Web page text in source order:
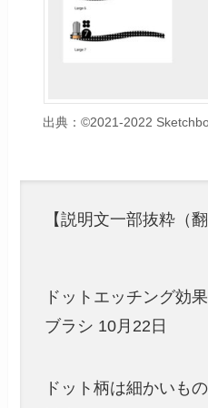
出典：©2021-2022
【説明文一部抜粋（翻
ドットエッチング効果
ブラシ 10月22日
ドット柄は細かいも